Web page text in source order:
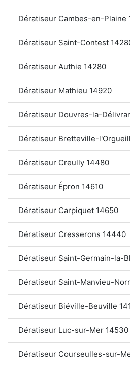
Dératiseur Cambes-en-Plaine
Dératiseur Saint-Contest
Dératiseur Authie 14280
Dératiseur Mathieu 14920
Dératiseur Douvres-la-
Dératiseur Bretteville-
Dératiseur Creully 14480
Dératiseur Épron 14610
Dératiseur Carpiquet 14650
Dératiseur Cresserons 14440
Dératiseur Saint-Germain-la-
Dératiseur Saint-Manvieu-
Dératiseur Biéville-Beuville
Dératiseur Luc-sur-Mer 14530
Dératiseur Courseulles-sur-